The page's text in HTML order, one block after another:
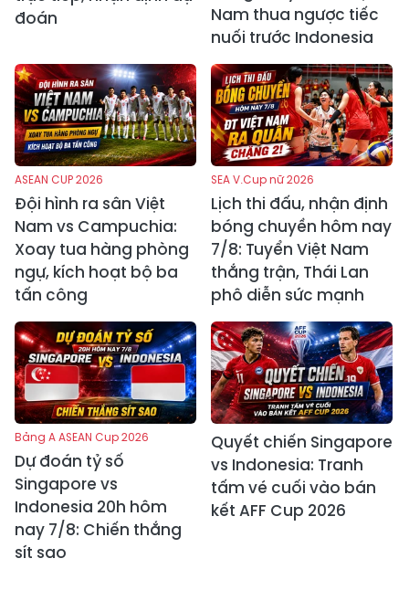
đoán
Nam thua ngược tiếc
nuối trước Indonesia
ASEAN CUP 2026
Đội hình ra sân Việt
Nam vs Campuchia:
Xoay tua hàng phòng
ngự, kích hoạt bộ ba
tấn công
SEA V.Cup nữ 2026
Lịch thi đấu, nhận định
bóng chuyền hôm nay
7/8: Tuyển Việt Nam
thắng trận, Thái Lan
phô diễn sức mạnh
Bảng A ASEAN Cup 2026
Dự đoán tỷ số
Singapore vs
Indonesia 20h hôm
nay 7/8: Chiến thắng
sít sao
Quyết chiến Singapore
vs Indonesia: Tranh
tấm vé cuối vào bán
kết AFF Cup 2026